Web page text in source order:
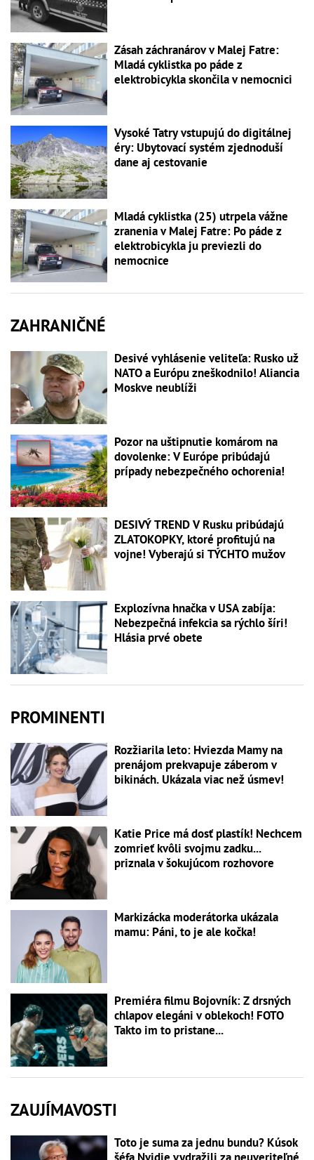
Zásah záchranárov v Malej Fatre:
Mladá cyklistka po páde z
elektrobicykla skončila v nemocnici
Vysoké Tatry vstupujú do digitálnej
éry: Ubytovací systém zjednoduší
dane aj cestovanie
Mladá cyklistka (25) utrpela vážne
zranenia v Malej Fatre: Po páde z
elektrobicykla ju previezli do
nemocnice
ZAHRANIČNÉ
Desivé vyhlásenie veliteľa: Rusko už
NATO a Európu zneškodnilo! Aliancia
Moskve neublíži
Pozor na uštipnutie komárom na
dovolenke: V Európe pribúdajú
prípady nebezpečného ochorenia!
DESIVÝ TREND V Rusku pribúdajú
ZLATOKOPKY, ktoré profitujú na
vojne! Vyberajú si TÝCHTO mužov
Explozívna hnačka v USA zabíja:
Nebezpečná infekcia sa rýchlo šíri!
Hlásia prvé obete
PROMINENTI
Rozžiarila leto: Hviezda Mamy na
prenájom prekvapuje záberom v
bikinách. Ukázala viac než úsmev!
Katie Price má dosť plastík! Nechcem
zomrieť kvôli svojmu zadku...
priznala v šokujúcom rozhovore
Markizácka moderátorka ukázala
mamu: Páni, to je ale kočka!
Premiéra filmu Bojovník: Z drsných
chlapov elegáni v oblekoch! FOTO
Takto im to pristane...
ZAUJÍMAVOSTI
Toto je suma za jednu bundu? Kúsok
šéfa Nvidie vydražili za neuveriteľné